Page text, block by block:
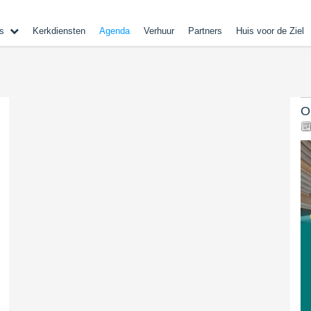
Kerkdiensten Agenda Verhuur Partners Huis voor de Ziel